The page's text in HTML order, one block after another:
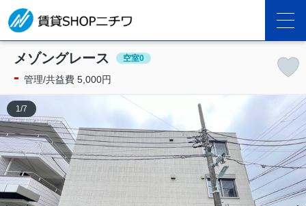
メゾングレース 空室0
- 管理/共益費 5,000円
1 /7